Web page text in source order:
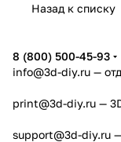
Назад к списку
8 (800) 500-45-93
info@3d-diy.ru —
print@3d-diy.ru —
support@3d-diy.ru